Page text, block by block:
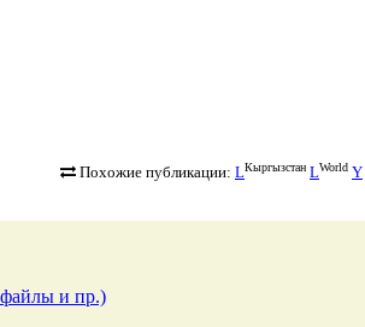
Похожие публикации: LКыргызстан LWorld Y
файлы и пр.)